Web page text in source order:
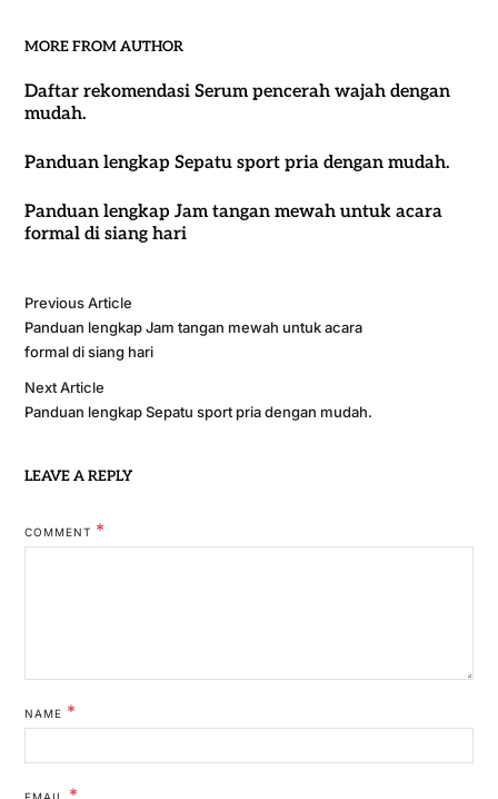
MORE FROM AUTHOR
Daftar rekomendasi Serum pencerah wajah dengan
mudah.
Panduan lengkap Sepatu sport pria dengan mudah.
Panduan lengkap Jam tangan mewah untuk acara
formal di siang hari
Previous Article
Panduan lengkap Jam tangan mewah untuk acara
formal di siang hari
Next Article
Panduan lengkap Sepatu sport pria dengan mudah.
LEAVE A REPLY
COMMENT *
NAME *
*